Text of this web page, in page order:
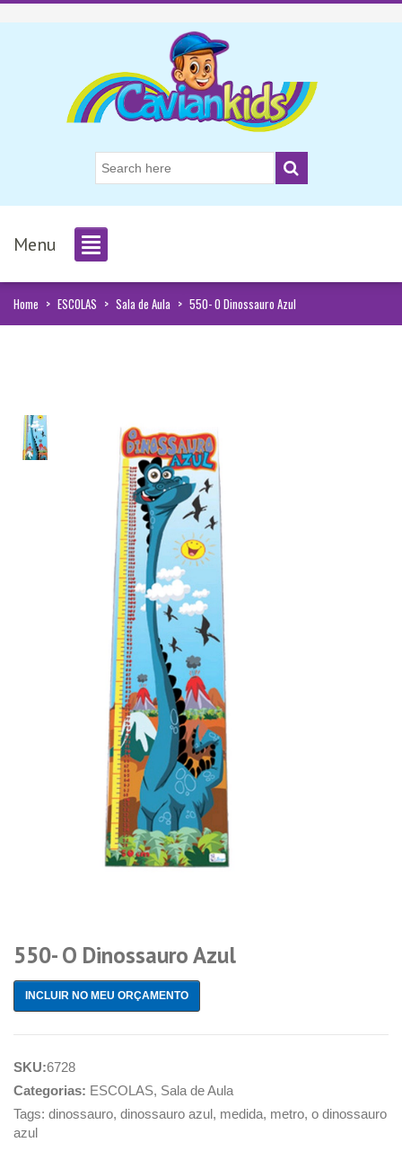
Menu
Home > ESCOLAS > Sala de Aula > 550- O Dinossauro Azul
550- O Dinossauro Azul
INCLUIR NO MEU ORÇAMENTO
SKU:6728
Categorias: ESCOLAS, Sala de Aula
Tags: dinossauro, dinossauro azul, medida, metro, o dinossauro
azul